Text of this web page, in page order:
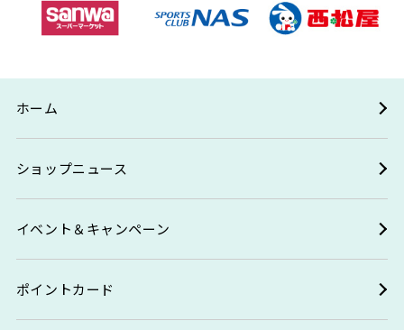
ホーム
ショップニュース
イベント＆キャンペーン
ポイントカード